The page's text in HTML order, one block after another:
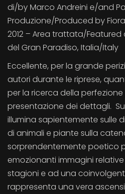
di/by Marco Andreini e/and
Produzione/Produced by
2012 – Area trattata/Featured
del Gran Paradiso, Italia/Italy
Eccellente, per la grande
autori durante le riprese,
per la ricerca della
presentazione dei dettagli.
illumina sapientemente sulle
di animali e piante sulla
sorprendentemente poetico
emozionanti immagini
stagioni e ad una
rappresenta una vera